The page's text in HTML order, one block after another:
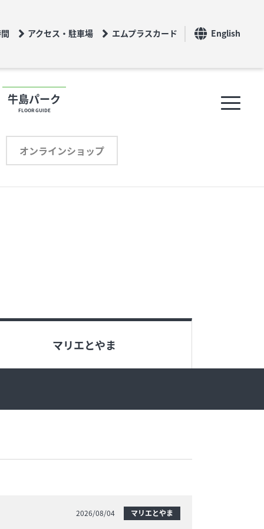
アクセス・駐車場 エムプラスカード English
牛島パーク
FLOOR GUIDE
オンラインショップ
フロアガイド
マリエとやま
2026/08/04 マリエとやま